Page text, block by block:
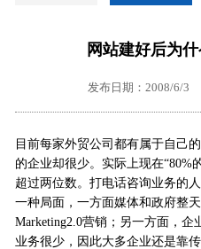
网站建好后为
发布日期：2008/6/
目前每家外贸公司都有属于自己
的企业却很少。实际上现在“80%
超过两位数。打电话咨询业务的
一种局面，一方面媒体和政府整
Marketing2.0营销；另一方面，
业务很少，因此大多企业还是靠